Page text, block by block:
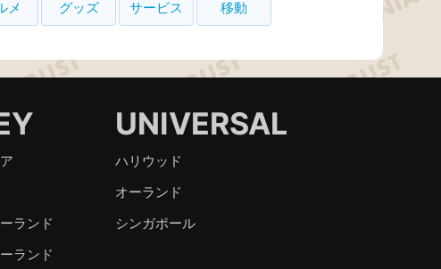
メ グッズ サービス 移動
ランド
ランド
UNIVERSAL
ハリウッド
オーランド
シンガポール